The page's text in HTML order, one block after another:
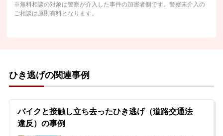
※無料相談の対象は警察が介入した事件の加害者側です。警察未介入の
ご相談は原則有料となります。
ひき逃げの関連事例
バイクと接触し立ち去ったひき逃げ（道路交通法
違反）の事例